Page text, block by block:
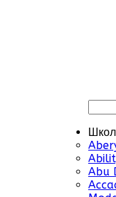
Abu